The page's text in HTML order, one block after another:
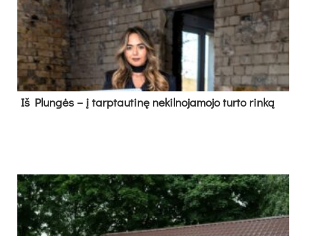
Iš Plungės – į tarptautinę nekilnojamojo turto rinką